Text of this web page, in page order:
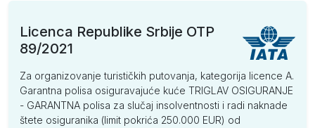
Licenca Republike Srbije OTP
89/2021
Za organizovanje turističkih putovanja, kategorija licence A.
Garantna polisa osiguravajuće kuće TRIGLAV OSIGURANJE
- GARANTNA polisa za slučaj insolventnosti i radi naknade
štete osiguranika (limit pokrića 250.000 EUR) od